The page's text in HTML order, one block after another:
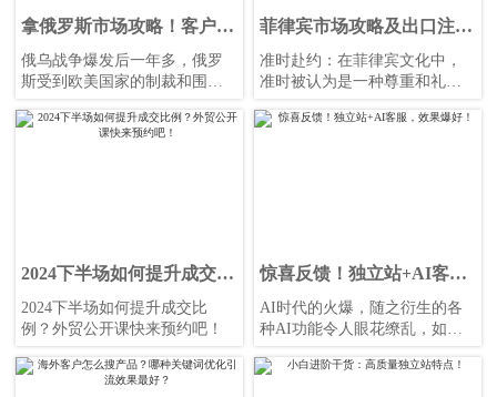
拿俄罗斯市场攻略！客户开
发快人一步！
俄乌战争爆发后一年多，俄罗
斯受到欧美国家的制裁和围
斯市场，而其位置正被中国的
菲律宾市场攻略及出口注意
事项！
准时赴约：在菲律宾文化中，
准时被认为是一种尊重和礼貌
私人约会，都应尽量按时到
2024下半场如何提升成交比
例？外贸公开课快来预约
吧！
2024下半场如何提升成交比
例？外贸公开课快来预约吧！
惊喜反馈！独立站+AI客
服，效果爆好！
AI时代的火爆，随之衍生的各
种AI功能令人眼花缭乱，如果
受AI，会选择什么呢？